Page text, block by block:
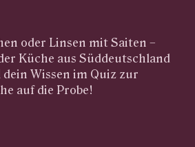
oder Linsen mit Saiten –
Küche aus Süddeutschland
Wissen im Quiz zur
auf die Probe!